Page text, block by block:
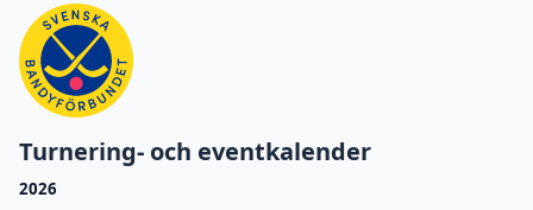
Turnering- och eventkalender
2026